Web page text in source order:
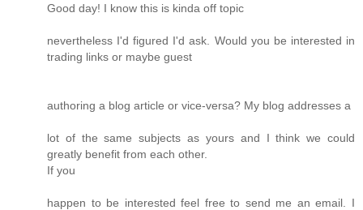
Good day! I know this is kinda off topic
nevertheless I'd figured I'd ask. Would you be interested in
trading links or maybe guest
authoring a blog article or vice-versa? My blog addresses a
lot of the same subjects as yours and I think we could
greatly benefit from each other.
If you
happen to be interested feel free to send me an email. I